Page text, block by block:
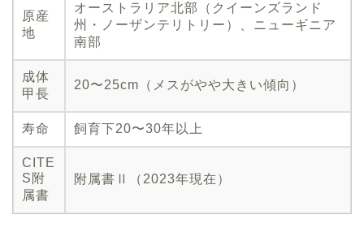
原産
地
オーストラリア北部（クイーンズランド
州・ノーザンテリトリー）、ニューギニア
南部
成体
甲長
20〜25cm（メスがやや大きい傾向）
寿命 飼育下20〜30年以上
CITE
S附
属書
附属書Ⅱ（2023年現在）